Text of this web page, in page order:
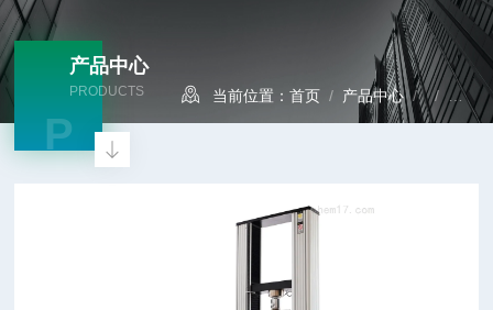
产品中心
PRODUCTS
P
当前位置：首页 / 产品中心/ /金属